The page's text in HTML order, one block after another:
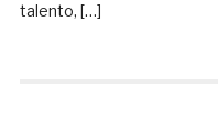
talento, […]